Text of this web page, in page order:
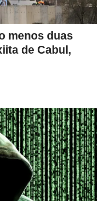
menos duas
de Cabul,